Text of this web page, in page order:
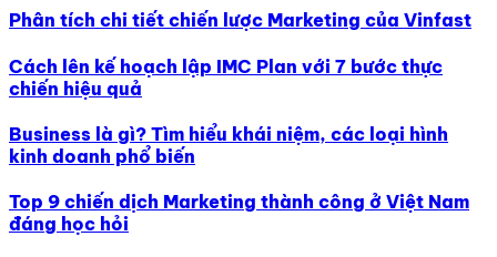
Phân tích chi tiết chiến lược Marketing của Vinfast
Cách lên kế hoạch lập IMC Plan với 7 bước thực
chiến hiệu quả
Business là gì? Tìm hiểu khái niệm, các loại hình
kinh doanh phổ biến
Top 9 chiến dịch Marketing thành công ở Việt Nam
đáng học hỏi